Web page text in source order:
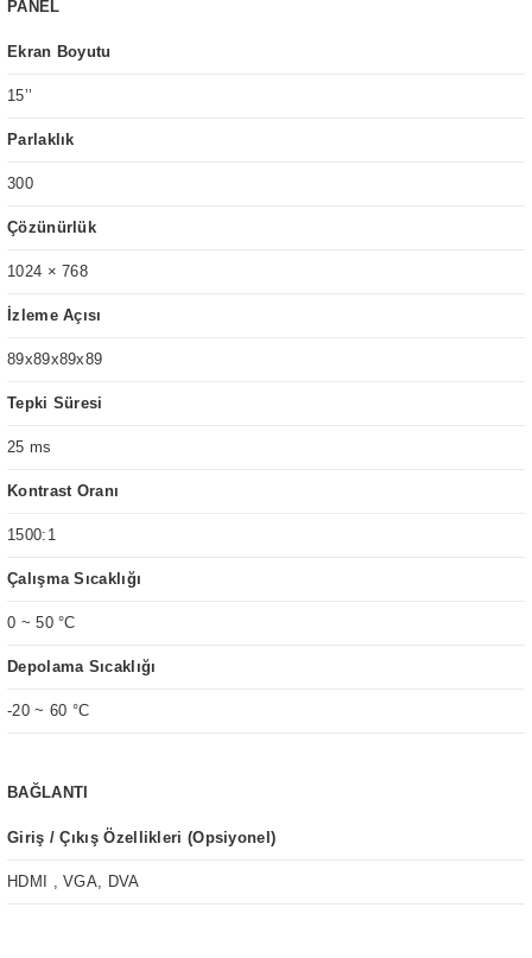
PANEL
Ekran Boyutu
15’’
Parlaklık
300
Çözünürlük
1024 × 768
İzleme Açısı
89x89x89x89
Tepki Süresi
25 ms
Kontrast Oranı
1500:1
Çalışma Sıcaklığı
0 ~ 50 °C
Depolama Sıcaklığı
-20 ~ 60 °C
BAĞLANTI
Giriş / Çıkış Özellikleri (Opsiyonel)
HDMI , VGA, DVA